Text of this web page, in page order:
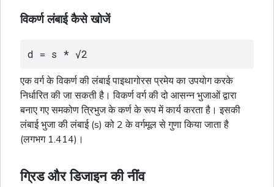
विकर्ण लंबाई कैसे खोजें
d = s * √2
एक वर्ग के विकर्ण की लंबाई पाइथागोरस प्रमेय का उपयोग करके
निर्धारित की जा सकती है। विकर्ण वर्ग की दो आसन्न भुजाओं द्वारा
बनाए गए समकोणत्रिभुजके कर्ण के रूप में कार्य करता है। इसकी
लंबाई भुजा की लंबाई (s) को 2 के वर्गमूल से गुणा किया जाता है
(लगभग 1.414)।
ग्रिड और डिजाइन की नींव